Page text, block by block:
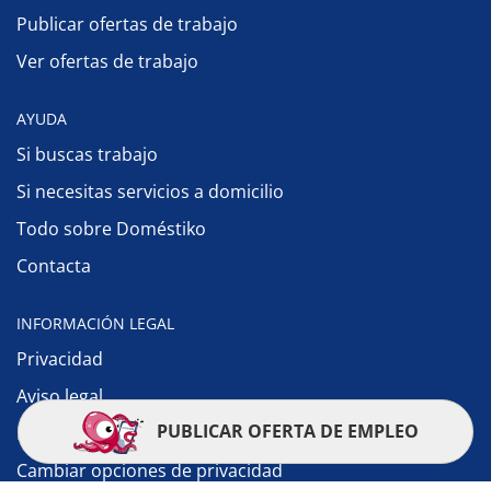
Publicar ofertas de trabajo
Ver ofertas de trabajo
AYUDA
Si buscas trabajo
Si necesitas servicios a domicilio
Todo sobre Doméstiko
Contacta
INFORMACIÓN LEGAL
Privacidad
Aviso legal
Política de cookies
Cambiar opciones de privacidad
PUBLICAR OFERTA DE EMPLEO